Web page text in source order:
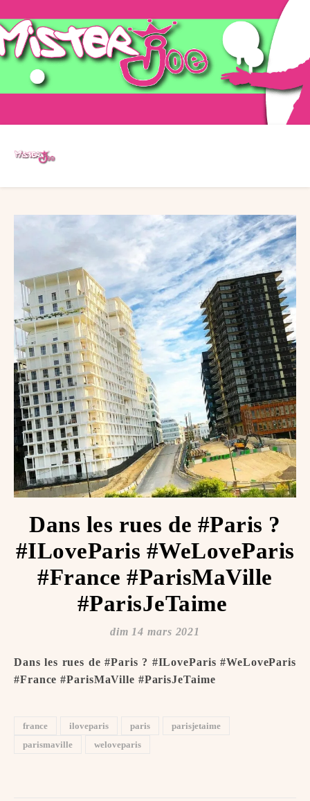
Dans les rues de #Paris ?
#ILoveParis #WeLoveParis
#France #ParisMaVille
#ParisJeTaime ️
dim 14 mars 2021
Dans les rues de #Paris ? #ILoveParis #WeLoveParis
#France #ParisMaVille #ParisJeTaime ️
france iloveparis paris
parisjetaime
parismaville
weloveparis